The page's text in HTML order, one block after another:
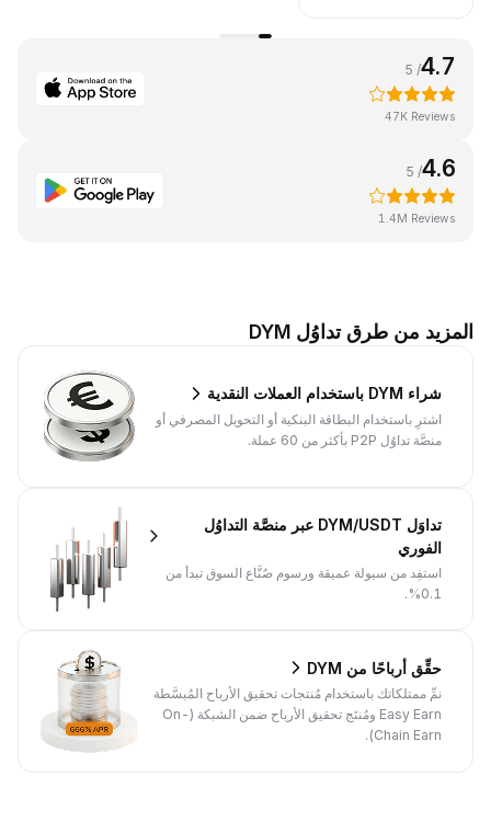
4.7
/ 5
47K Reviews
4.6
/ 5
1.4M Reviews
المزيد من طرق تداوُل DYM
شراء DYM باستخدام العملات النقدية
اشترِ باستخدام البطاقة البنكية أو التحويل المصرفي أو
منصَّة تداوُل P2P بأكثر من 60 عملة.
تداوَل DYM/USDT عبر منصَّة التداوُل
الفوري
استفِد من سيولة عميقة ورسوم صُنَّاع السوق تبدأ من
0.1%.
حقِّق أرباحًا من DYM
نمِّ ممتلكاتك باستخدام مُنتجات تحقيق الأرباح المُبسَّطة
Easy Earn ومُنتَج تحقيق الأرباح ضمن الشبكة (On-
Chain Earn).